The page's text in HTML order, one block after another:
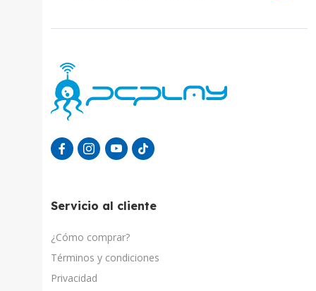
Servicio al cliente
¿Cómo comprar?
Términos y condiciones
Privacidad